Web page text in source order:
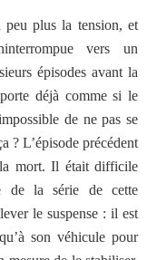
plus la tension, et
vers un
épisodes avant la
déjà comme si le
de ne pas se
? L’épisode précédent
mort. Il était difficile
de la série de cette
le suspense : il est
son véhicule pour